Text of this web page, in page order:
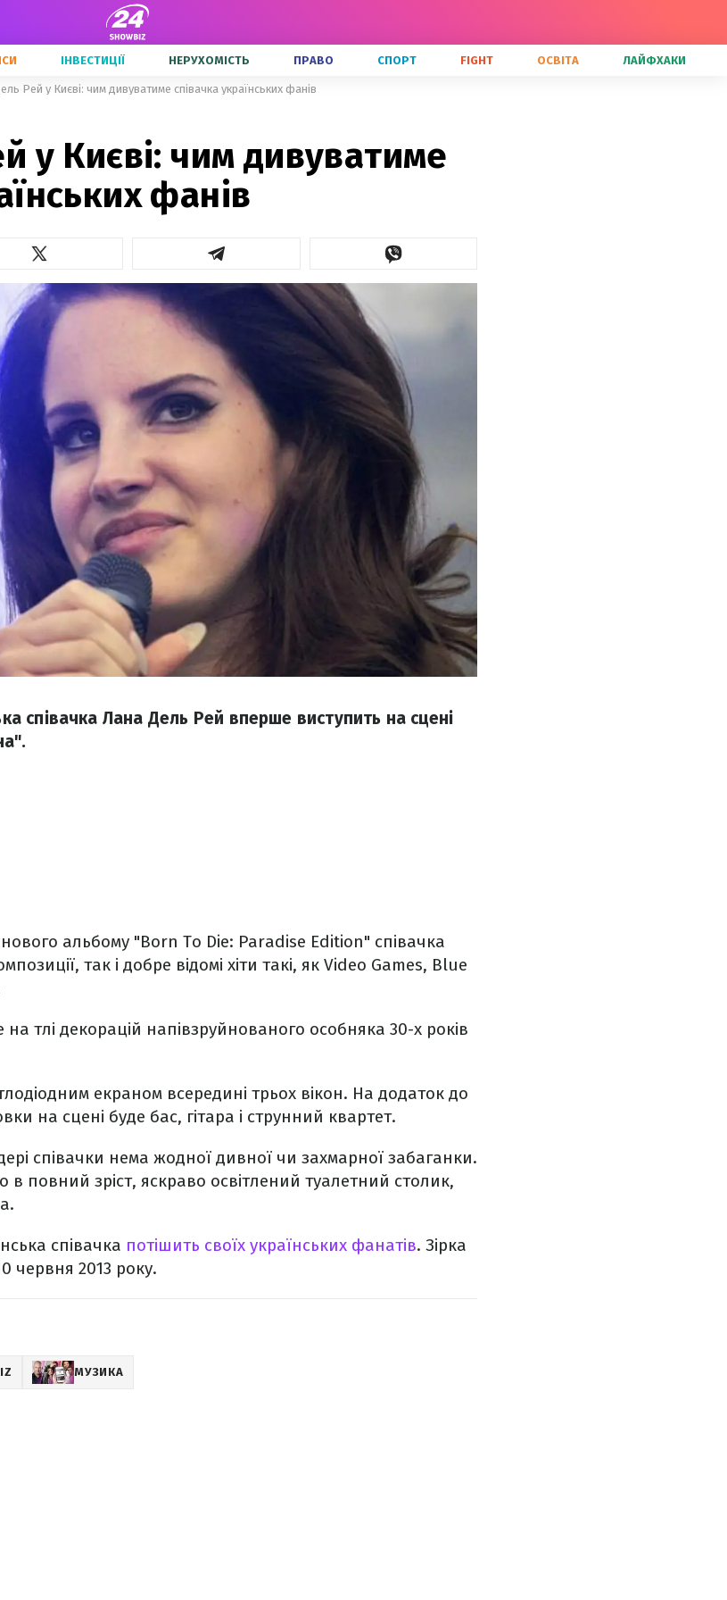
ІНВЕСТИЦІЇ НЕРУХОМІСТЬ ПРАВО СПОРТ FIGHT ОСВІТА ЛАЙФХАКИ
Рей у Києві: чим дивуватиме співачка українських фанів
у Києві: чим дивуватиме
фанів
співачка Лана Дель Рей вперше виступить на сцені
альбому "Born To Die: Paradise Edition" співачка
так і добре відомі хіти такі, як Video Games, Blue
тлі декорацій напівзруйнованого особняка 30-х років
екраном всередині трьох вікон. На додаток до
на сцені буде бас, гітара і струнний квартет.
співачки нема жодної дивної чи захмарної забаганки.
в повний зріст, яскраво освітлений туалетний столик,
співачка потішить своїх українських фанатів. Зірка
червня 2013 року.
МУЗИКА